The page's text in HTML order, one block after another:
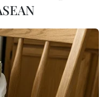
việc thành lập
về học tập
đang tích cực
bị các văn bản